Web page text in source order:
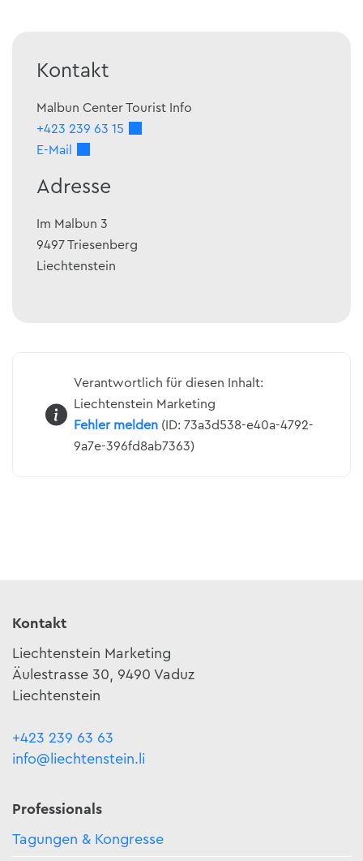
Kontakt
Malbun Center Tourist Info
+423 239 63 15
E-Mail
Adresse
Im Malbun 3
9497Triesenberg
Liechtenstein
Verantwortlich für diesen Inhalt:
Liechtenstein Marketing
Fehler melden(ID: 73a3d538-e40a-4792-
9a7e-396fd8ab7363)
Kontakt
Liechtenstein Marketing
Äulestrasse 30, 9490 Vaduz
Liechtenstein
+423 239 63 63
info@liechtenstein.li
Professionals
Tagungen & Kongresse